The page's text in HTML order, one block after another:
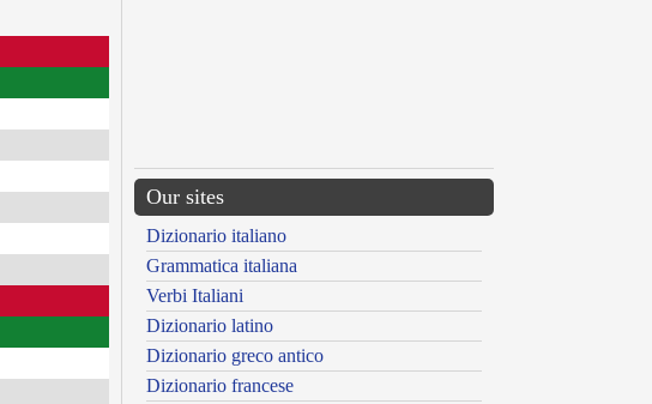
Our sites
Dizionario italiano
Grammatica italiana
Verbi Italiani
Dizionario latino
Dizionario greco antico
Dizionario francese